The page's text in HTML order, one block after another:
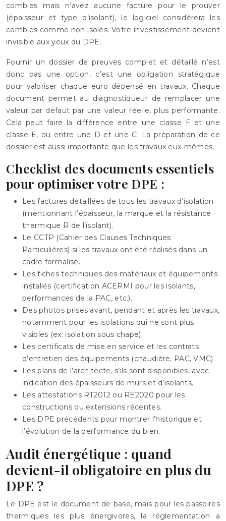
combles mais n’avez aucune facture pour le prouver
(épaisseur et type d’isolant), le logiciel considérera les
combles comme non isolés. Votre investissement devient
invisible aux yeux du DPE.
Fournir un dossier de preuves complet et détaillé n’est
donc pas une option, c’est une obligation stratégique
pour valoriser chaque euro dépensé en travaux. Chaque
document permet au diagnostiqueur de remplacer une
valeur par défaut par une valeur réelle, plus performante.
Cela peut faire la différence entre une classe F et une
classe E, ou entre une D et une C. La préparation de ce
dossier est aussi importante que les travaux eux-mêmes.
Checklist des documents essentiels
pour optimiser votre DPE :
Les factures détaillées de tous les travaux d’isolation
(mentionnant l’épaisseur, la marque et la résistance
thermique R de l’isolant).
Le CCTP (Cahier des Clauses Techniques
Particulières) si les travaux ont été réalisés dans un
cadre formalisé.
Les fiches techniques des matériaux et équipements
installés (certification ACERMI pour les isolants,
performances de la PAC, etc.).
Des photos prises avant, pendant et après les travaux,
notamment pour les isolations qui ne sont plus
visibles (ex: isolation sous chape).
Les certificats de mise en service et les contrats
d’entretien des équipements (chaudière, PAC, VMC).
Les plans de l’architecte, s’ils sont disponibles, avec
indication des épaisseurs de murs et d’isolants.
Les attestations RT2012 ou RE2020 pour les
constructions ou extensions récentes.
Les DPE précédents pour montrer l’historique et
l’évolution de la performance du bien.
Audit énergétique : quand
devient-il obligatoire en plus du
DPE ?
Le DPE est le document de base, mais pour les passoires
thermiques les plus énergivores, la réglementation a